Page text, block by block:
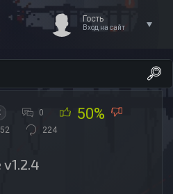
Гость
Вход на сайт
0 50%
224